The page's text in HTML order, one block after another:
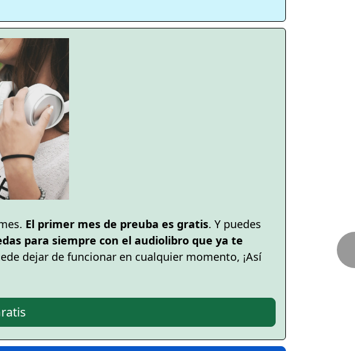
El primer mes de preuba es gratis. Y puedes
para siempre con el audiolibro que ya te
dejar de funcionar en cualquier momento, ¡Así